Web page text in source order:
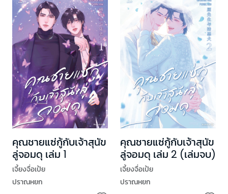
คุณชายแซ่กู้กับเจ้าสุนัข
ลู่จอมดุ เล่ม 1
เจี้ยงจื่อเป้ย
ปราณหยก
คุณชายแซ่กู้กับเจ้าสุนัข
ลู่จอมดุ เล่ม 2 (เล่มจบ)
เจี้ยงจื่อเป้ย
ปราณหยก